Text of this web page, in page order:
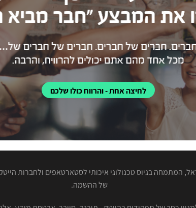
לחיצה אחת - והרווח כולו שלכם
המתמחה בגיוס טכנולוגי איכותי לסטארטאפים ולחברות
של ההשמה.